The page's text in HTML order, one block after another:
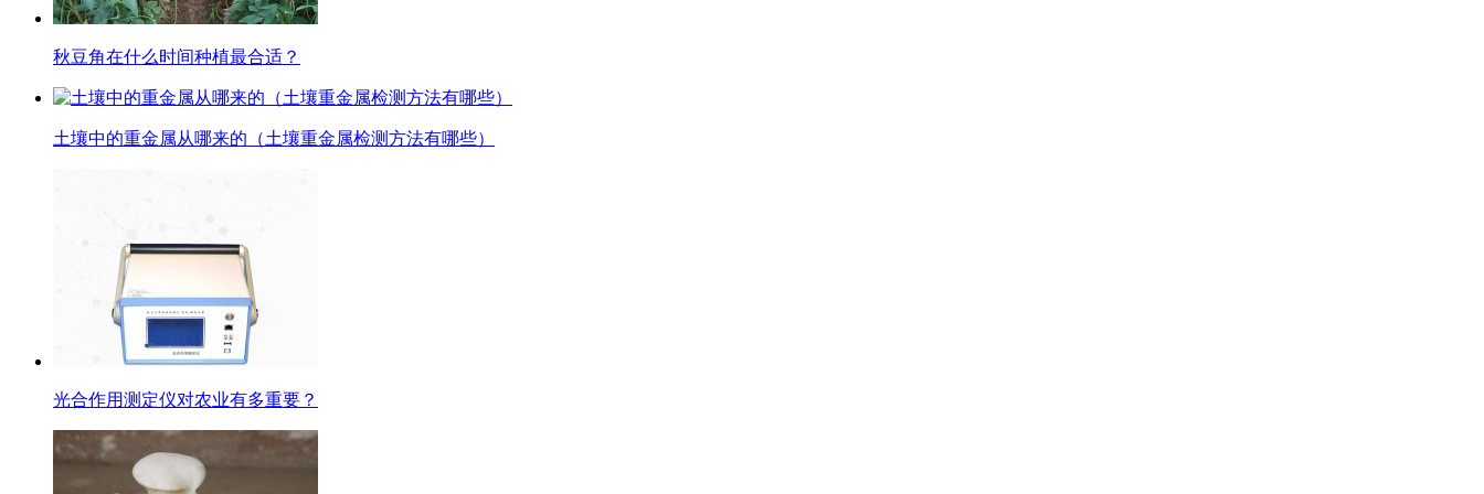
秋豆角在什么时间种植最合适？
土壤中的重金属从哪来的（土壤重金属检测方法有哪些）
光合作用测定仪对农业有多重要？